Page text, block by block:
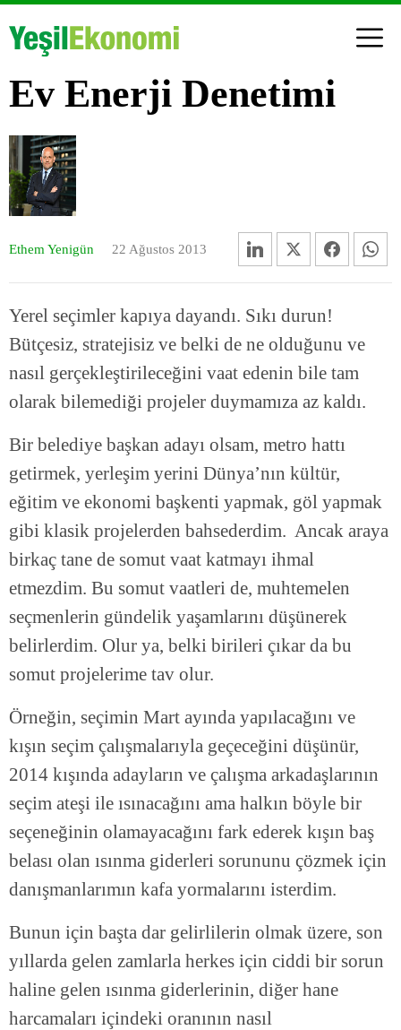
Ev Enerji Denetimi
Ethem Yenigün 22 Ağustos 2013
Yerel seçimler kapıya dayandı. Sıkı durun!
Bütçesiz, stratejisiz ve belki de ne olduğunu ve
nasıl gerçekleştirileceğini vaat edenin bile tam
olarak bilemediği projeler duymamıza az kaldı.
Bir belediye başkan adayı olsam, metro hattı
getirmek, yerleşim yerini Dünya’nın kültür,
eğitim ve ekonomi başkenti yapmak, göl yapmak
gibi klasik projelerden bahsederdim. Ancak araya
birkaç tane de somut vaat katmayı ihmal
etmezdim. Bu somut vaatleri de, muhtemelen
seçmenlerin gündelik yaşamlarını düşünerek
belirlerdim. Olur ya, belki birileri çıkar da bu
somut projelerime tav olur.
Örneğin, seçimin Mart ayında yapılacağını ve
kışın seçim çalışmalarıyla geçeceğini düşünür,
2014 kışında adayların ve çalışma arkadaşlarının
seçim ateşi ile ısınacağını ama halkın böyle bir
seçeneğinin olamayacağını fark ederek kışın baş
belası olan ısınma giderleri sorununu çözmek için
danışmanlarımın kafa yormalarını isterdim.
Bunun için başta dar gelirlilerin olmak üzere, son
yıllarda gelen zamlarla herkes için ciddi bir sorun
haline gelen ısınma giderlerinin, diğer hane
harcamaları içindeki oranının nasıl